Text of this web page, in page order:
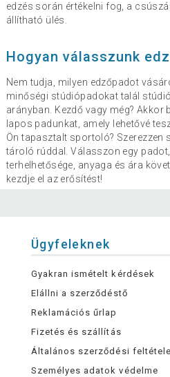
edzés során értékelni fog, a
állítható ülés.
Hogyan válasszunk
Nem tudja, milyen edzőpadot
minőségi stúdiópadokat talál
arányban. Kezdő vagy még?
lapos padunkat, amely lehetővé
Ön tapasztalt sportoló?
tároló rúddal. Válasszon egy
terhelhetősége, anyaga és ára
kezdje el az erősítést!
Ügyfeleknek
Gyakran ismételt kérdések
Elállni a szerződéstő
Reklamációs űrlap
Fizetés és szállítás
Általános szerződési
Személyes adatok védelme